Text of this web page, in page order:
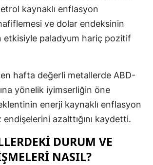
Siirt
Tokat
Trabzon
kaynaklı enflasyon
ve dolar endeksinin
etkisiyle paladyum hariç pozitif
hafta değerli metallerde ABD-
yönelik iyimserliğin öne
enerji kaynaklı enflasyon
azalttığını kaydetti.
DURUM VE
NASIL?